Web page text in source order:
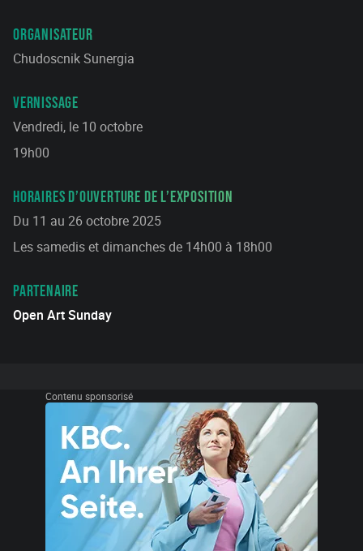
ORGANISATEUR
Chudoscnik Sunergia
VERNISSAGE
Vendredi, le 10 octobre
19h00
HORAIRES D’OUVERTURE DE L’EXPOSITION
Du 11 au 26 octobre 2025
Les samedis et dimanches de 14h00 à 18h00
PARTENAIRE
Open Art Sunday
Contenu sponsorisé